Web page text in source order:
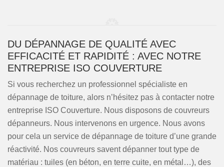
DU DÉPANNAGE DE QUALITÉ AVEC
EFFICACITÉ ET RAPIDITÉ : AVEC NOTRE
ENTREPRISE ISO COUVERTURE
Si vous recherchez un professionnel spécialiste en
dépannage de toiture, alors n’hésitez pas à contacter notre
entreprise ISO Couverture. Nous disposons de couvreurs
dépanneurs. Nous intervenons en urgence. Nous avons
pour cela un service de dépannage de toiture d’une grande
réactivité. Nos couvreurs savent dépanner tout type de
matériau : tuiles (en béton, en terre cuite, en métal…), des